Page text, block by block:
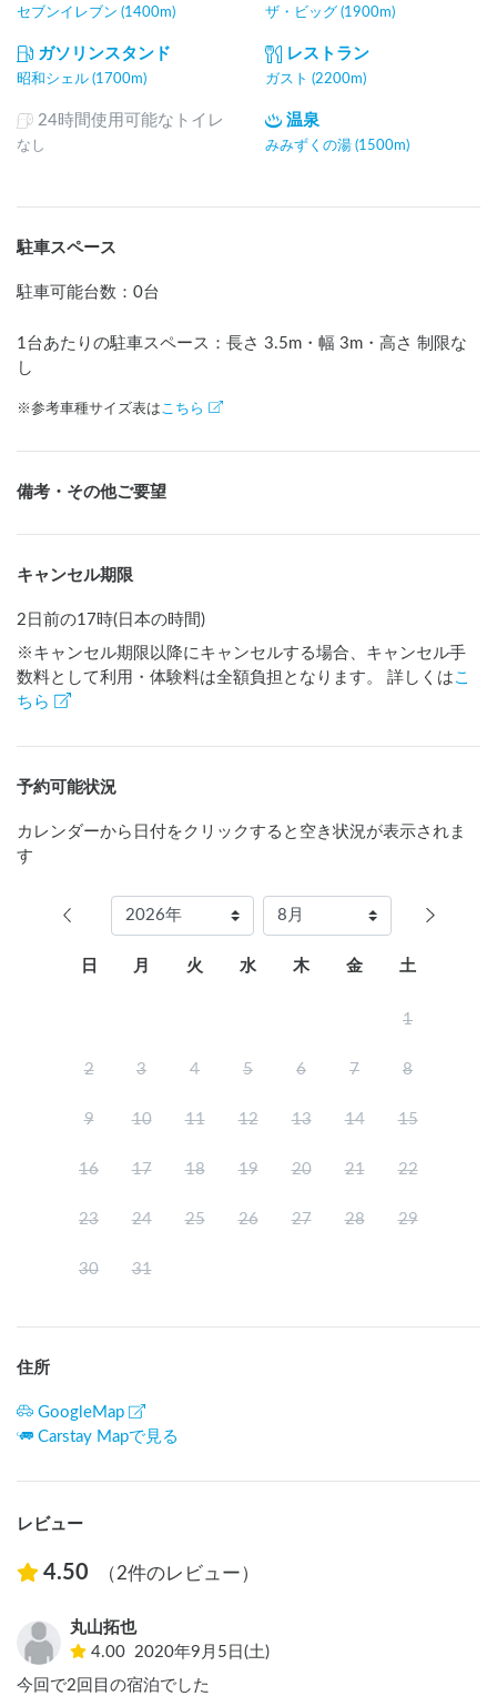
セブンイレブン (1400m) ザ・ビッグ (1900m)
ガソリンスタンド
昭和シェル (1700m)
レストラン
ガスト (2200m)
24時間使用可能なトイレ
なし
温泉
みみずくの湯 (1500m)
駐車スペース
駐車可能台数 ： 0台
1台あたりの駐車スペース：長さ 3.5m ・幅 3m ・高さ 制限な
し
※参考車種サイズ表は こちら
備考・その他ご要望
キャンセル期限
2日前の17時(日本の時間)
※キャンセル期限以降にキャンセルする場合、キャンセル手
数料として利用・体験料は全額負担となります。 詳しくは こ
ちら
予約可能状況
カレンダーから日付をクリックすると空き状況が表示されま
す
日 月 火 水 木 金 土
1
2 3 4 5 6 7 8
9 10 11 12 13 14 15
16 17 18 19 20 21 22
23 24 25 26 27 28 29
30 31
住所
GoogleMap
Carstay Mapで見る
レビュー
4.50 （2件のレビュー）
丸山拓也
4.00 2020年9月5日(土)
今回で2回目の宿泊でした